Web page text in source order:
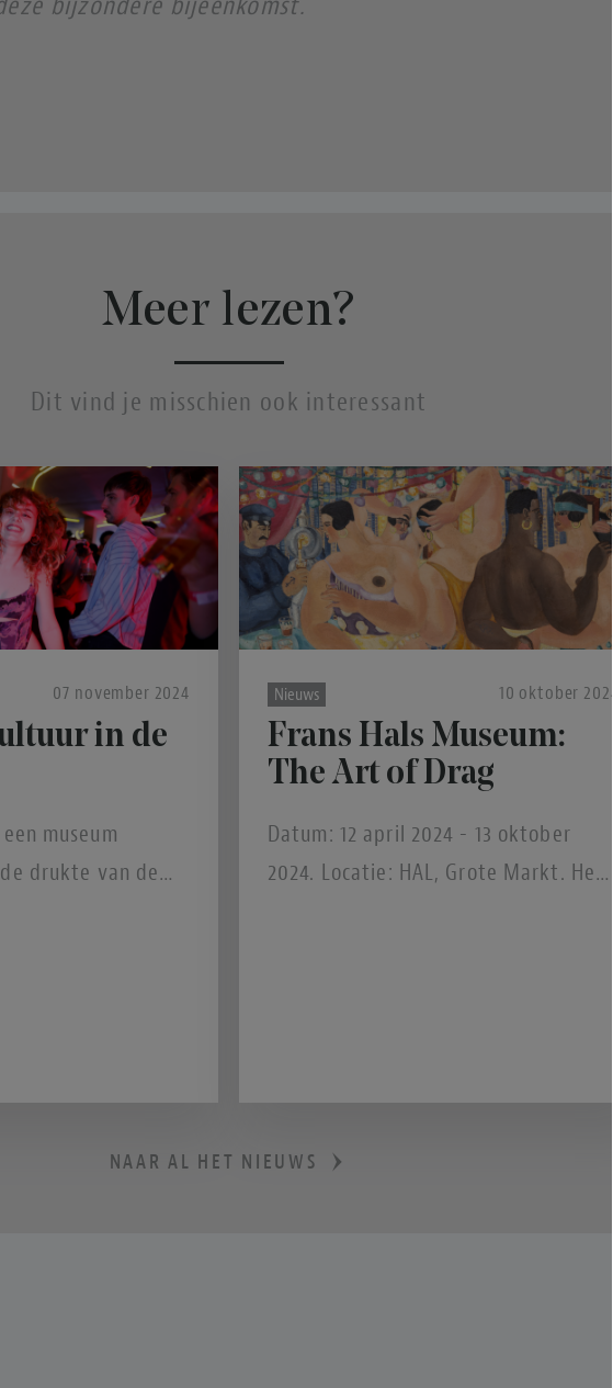
Meer lezen?
Dit vind je misschien ook interessant
07 november 2024
in de
museum
drukte van de
avond vol
Nieuws 10 oktober 2024
Frans Hals Museum:
The Art of Drag
Datum: 12 april 2024 - 13 oktober
2024. Locatie: HAL, Grote Markt. Het
programma RuPaul’s Drag Race en
Maar het is zeker niet nieuw. Al in
NAAR AL HET NIEUWS